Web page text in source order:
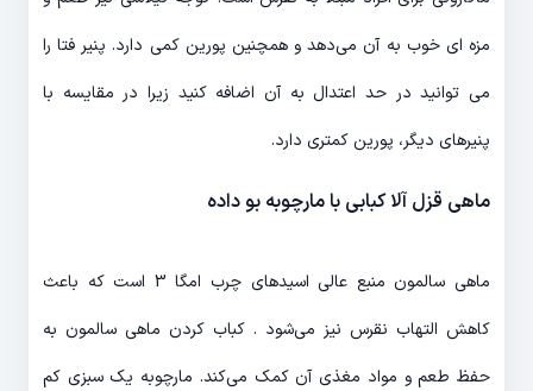
مزه ای خوب به آن می‌دهد و همچنین پورین کمی دارد. پنیر فتا را
می توانید در حد اعتدال به آن اضافه کنید زیرا در مقایسه با
پنیرهای دیگر، پورین کمتری دارد.
ماهی قزل آلا کبابی با مارچوبه بو داده
ماهی سالمون منبع عالی اسیدهای چرب امگا 3 است که باعث
کاهش التهاب نقرس نیز می‌شود . کباب کردن ماهی سالمون به
حفظ طعم و مواد مغذی آن کمک می‌کند. مارچوبه یک سبزی کم